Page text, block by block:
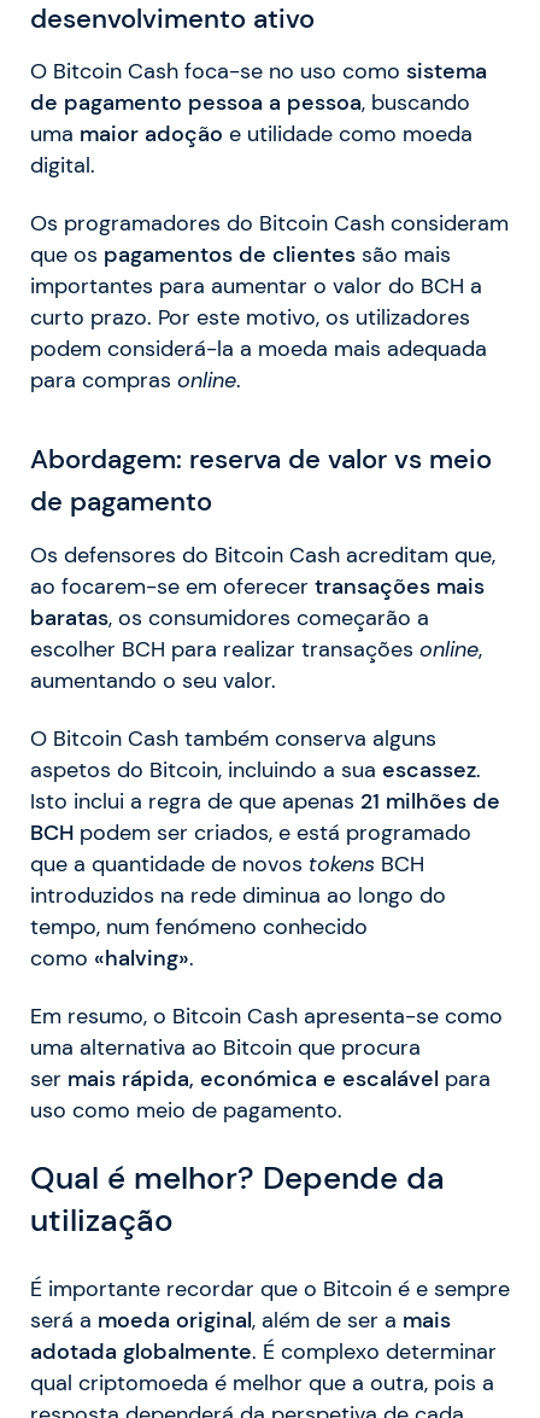
desenvolvimento ativo
O Bitcoin Cash foca-se no uso como sistema
de pagamento pessoa a pessoa, buscando
uma maior adoção e utilidade como moeda
digital.
Os programadores do Bitcoin Cash consideram
que os pagamentos de clientes são mais
importantes para aumentar o valor do BCH a
curto prazo. Por este motivo, os utilizadores
podem considerá-la a moeda mais adequada
para compras online.
Abordagem: reserva de valor vs meio
de pagamento
Os defensores do Bitcoin Cash acreditam que,
ao focarem-se em oferecer transações mais
baratas, os consumidores começarão a
escolher BCH para realizar transações online,
aumentando o seu valor.
O Bitcoin Cash também conserva alguns
aspetos do Bitcoin, incluindo a sua escassez.
Isto inclui a regra de que apenas 21 milhões de
BCH podem ser criados, e está programado
que a quantidade de novos tokens BCH
introduzidos na rede diminua ao longo do
tempo, num fenómeno conhecido
como «halving».
Em resumo, o Bitcoin Cash apresenta-se como
uma alternativa ao Bitcoin que procura
ser mais rápida, económica e escalável para
uso como meio de pagamento.
Qual é melhor? Depende da
utilização
É importante recordar que o Bitcoin é e sempre
será a moeda original, além de ser a mais
adotada globalmente. É complexo determinar
qual criptomoeda é melhor que a outra, pois a